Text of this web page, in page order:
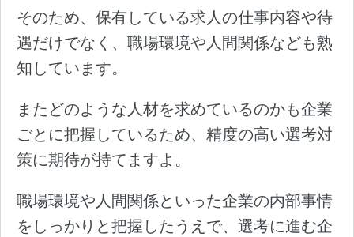
そのため、保有している求人の仕事内容や待
遇だけでなく、職場環境や人間関係なども熟
知しています。
またどのような人材を求めているのかも企業
ごとに把握しているため、精度の高い選考対
策に期待が持てますよ。
職場環境や人間関係といった企業の内部事情
をしっかりと把握したうえで、選考に進む企